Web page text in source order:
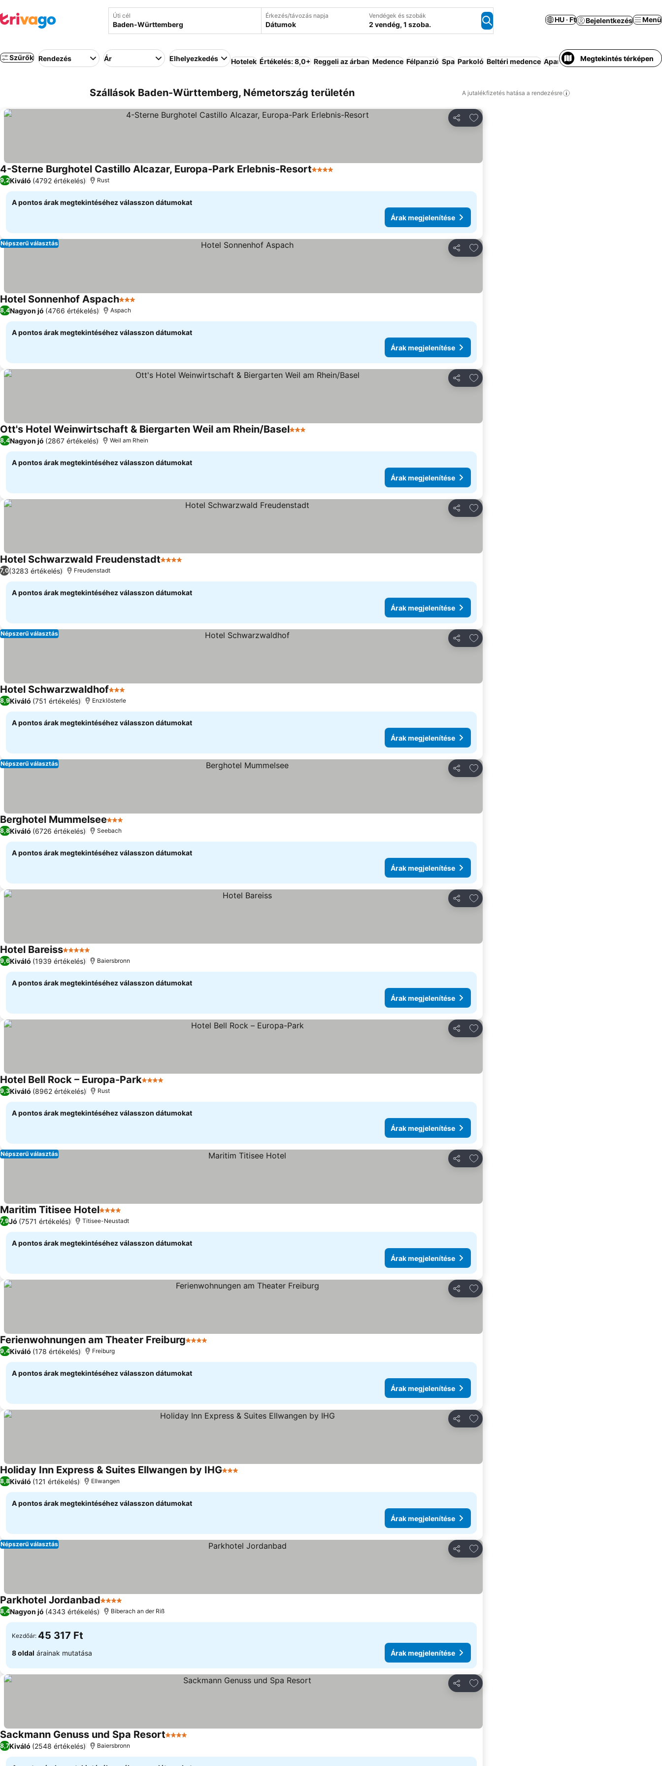
Úti cél Érkezés/távozás napja
Dátumok
Vendégek és szobák
2 vendég, 1 szoba.
HU · Ft Bejelentkezés Menü
Szűrők Rendezés Ár Elhelyezkedés Hotelek Értékelés: 8,0+ Reggeli az árban Medence Félpanzió Spa Parkoló Beltéri medence Apartmanhotel Szauna
Megtekintés térképen
Szállások Baden-Württemberg, Németország területén A jutalékfizetés hatása a rendezésre
Megosztás
Hozzáadás a kedvencekhez
4-Sterne Burghotel Castillo Alcazar, Europa-Park Erlebnis-Resort4 Kategória
9,2Kiváló (4792 értékelés) Rust
A pontos árak megtekintéséhez válasszon dátumokat
Árak megjelenítése
Megosztás
Hozzáadás a kedvencekhez
Népszerű választás
Hotel Sonnenhof Aspach3 Kategória
8,4Nagyon jó (4766 értékelés) Aspach
A pontos árak megtekintéséhez válasszon dátumokat
Árak megjelenítése
Megosztás
Hozzáadás a kedvencekhez
Ott's Hotel Weinwirtschaft & Biergarten Weil am Rhein/Basel3 Kategória
8,4Nagyon jó (2867 értékelés) Weil am Rhein
A pontos árak megtekintéséhez válasszon dátumokat
Árak megjelenítése
Megosztás
Hozzáadás a kedvencekhez
Hotel Schwarzwald Freudenstadt4 Kategória
7,0(3283 értékelés) Freudenstadt
A pontos árak megtekintéséhez válasszon dátumokat
Árak megjelenítése
Megosztás
Hozzáadás a kedvencekhez
Népszerű választás
Hotel Schwarzwaldhof3 Kategória
8,9Kiváló (751 értékelés) Enzklösterle
A pontos árak megtekintéséhez válasszon dátumokat
Árak megjelenítése
Megosztás
Hozzáadás a kedvencekhez
Népszerű választás
Berghotel Mummelsee3 Kategória
8,8Kiváló (6726 értékelés) Seebach
A pontos árak megtekintéséhez válasszon dátumokat
Árak megjelenítése
Megosztás
Hozzáadás a kedvencekhez
Hotel Bareiss5 KategóriaÁrak megjelenítése
9,6Kiváló (1939 értékelés) Baiersbronn
A pontos árak megtekintéséhez válasszon dátumokat
Árak megjelenítése
Megosztás
Hozzáadás a kedvencekhez
Hotel Bell Rock – Europa-Park4 Kategória
9,3Kiváló (8962 értékelés) Rust
A pontos árak megtekintéséhez válasszon dátumokat
Árak megjelenítése
Megosztás
Hozzáadás a kedvencekhez
Népszerű választás
Maritim Titisee Hotel4 Kategória
7,9Jó (7571 értékelés) Titisee-Neustadt
A pontos árak megtekintéséhez válasszon dátumokat
Árak megjelenítése
Megosztás
Hozzáadás a kedvencekhez
Ferienwohnungen am Theater Freiburg4 Kategória
9,4Kiváló (178 értékelés) Freiburg
A pontos árak megtekintéséhez válasszon dátumokat
Árak megjelenítése
Megosztás
Hozzáadás a kedvencekhez
Holiday Inn Express & Suites Ellwangen by IHG3 Kategória
8,8Kiváló (121 értékelés) Ellwangen
A pontos árak megtekintéséhez válasszon dátumokat
Árak megjelenítése
Megosztás
Hozzáadás a kedvencekhez
Népszerű választás
Parkhotel Jordanbad4 Kategória
8,4Nagyon jó (4343 értékelés) Biberach an der Riß
Kezdőár: 45 317 Ft
8 oldal árainak mutatása Árak megjelenítése
Megosztás
Hozzáadás a kedvencekhez
Sackmann Genuss und Spa Resort4 Kategória
8,7Kiváló (2548 értékelés) Baiersbronn